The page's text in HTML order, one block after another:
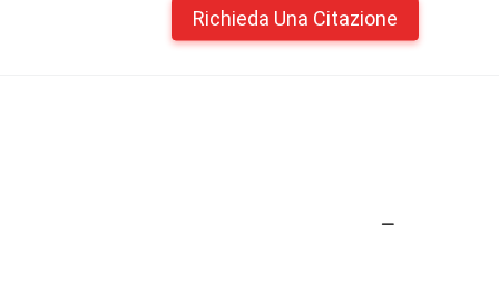
Richieda Una Citazione